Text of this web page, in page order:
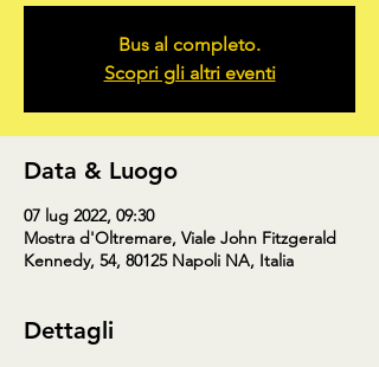
Bus al completo.
Scopri gli altri eventi
Data & Luogo
07 lug 2022, 09:30
Mostra d'Oltremare, Viale John Fitzgerald
Kennedy, 54, 80125 Napoli NA, Italia
Dettagli